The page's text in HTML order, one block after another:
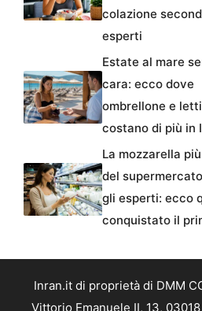
colazione
esperti
Estate al mare
cara: ecco dove
ombrellone e
costano di più in
La mozzarella
del
gli esperti: ecco
conquistato il
Inran.it di proprietà di DMM
Vittorio Emanuele II, 13,